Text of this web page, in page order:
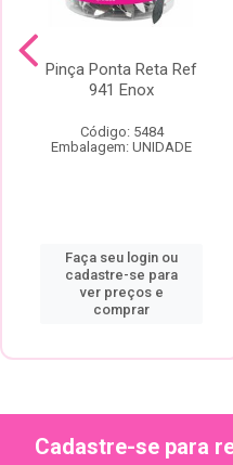
Pinça Ponta Reta Ref
941 Enox
Código: 5484
Embalagem: UNIDADE
Faça seu login ou
cadastre-se para
ver preços e
comprar
Cadastre-se para